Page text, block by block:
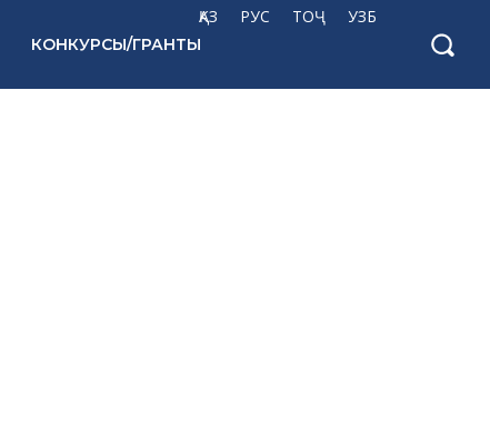
ҚАЗ РУС ТОҶ УЗБ
КОНКУРСЫ/ГРАНТЫ